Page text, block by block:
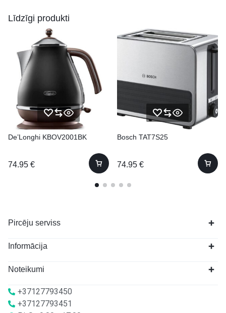
Līdzīgi produkti
De’Longhi KBOV2001BK
74.95 €
Bosch TAT7S25
74.95 €
Pircēju serviss
Informācija
Noteikumi
+37127793450
+37127793451